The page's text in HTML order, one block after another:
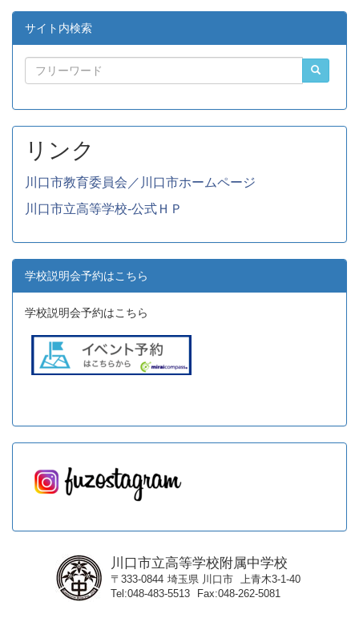
サイト内検索
リンク
川口市教育委員会／川口市ホームページ
川口市立高等学校-公式ＨＰ
学校説明会予約はこちら
学校説明会予約はこちら
川口市立高等学校附属中学校
〒333-0844 埼玉県 川口市
上青木3-1-40
Tel 048-483-5513 Fax 048-262-5081